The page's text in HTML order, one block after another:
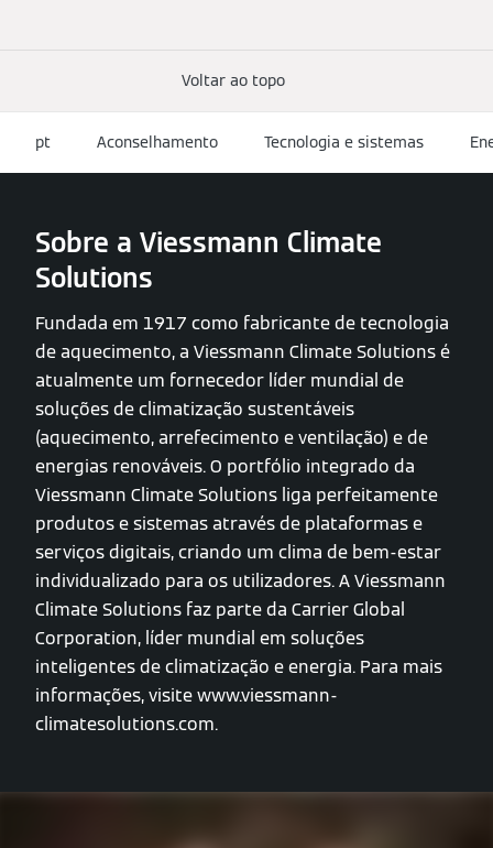
Voltar ao topo
pt Aconselhamento Tecnologia e sistemas
Sobre a Viessmann Climate
Solutions
Fundada em 1917 como fabricante de tecnologia
de aquecimento, a Viessmann Climate Solutions é
atualmente um fornecedor líder mundial de
soluções de climatização sustentáveis
(aquecimento, arrefecimento e ventilação) e de
energias renováveis. O portfólio integrado da
Viessmann Climate Solutions liga perfeitamente
produtos e sistemas através de plataformas e
serviços digitais, criando um clima de bem-estar
individualizado para os utilizadores. A Viessmann
Climate Solutions faz parte da Carrier Global
Corporation, líder mundial em soluções
inteligentes de climatização e energia. Para mais
informações, visite www.viessmann-
climatesolutions.com.